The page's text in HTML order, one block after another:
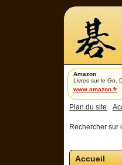
Amazon
Livres sur le Go,
www.amazon.fr
Plan du site
Rechercher sur
Accueil